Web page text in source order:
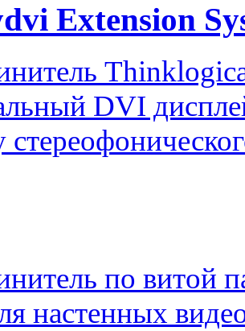
Extension
DVI
по витой
настенных